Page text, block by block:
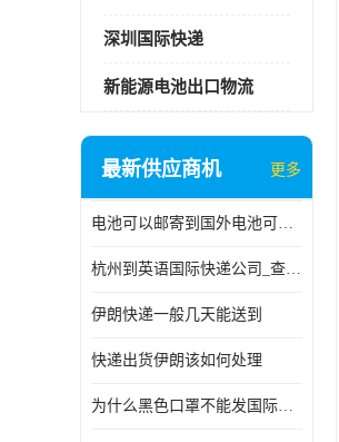
深圳国际快递
新能源电池出口物流
最新供应商机 更多
电池可以邮寄到国外电池可以发国际物流手机电池可以邮寄到国外
杭州到英语国际快递公司_查国际快递
伊朗快递一般几天能送到
快递出货伊朗该如何处理
为什么黑色口罩不能发国际快递 国际寄口罩快递需要填写信息